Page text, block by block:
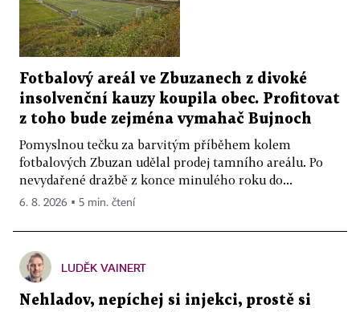
Fotbalový areál ve Zbuzanech z divoké
insolvenční kauzy koupila obec. Profitovat
z toho bude zejména vymahač Bujnoch
Pomyslnou tečku za barvitým příběhem kolem
fotbalových Zbuzan udělal prodej tamního areálu. Po
nevydařené dražbě z konce minulého roku do...
6. 8. 2026 ▪ 5 min. čtení
LUDĚK VAINERT
Nehladov, nepíchej si injekci, prostě si